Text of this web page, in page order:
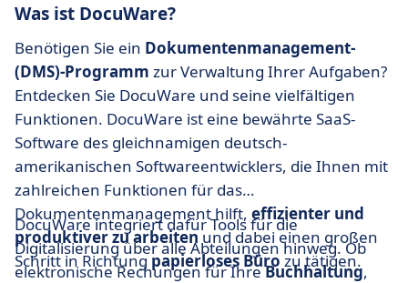
Was ist DocuWare?
Benötigen Sie ein Dokumentenmanagement-
(DMS)-Programm zur Verwaltung Ihrer Aufgaben?
Entdecken Sie DocuWare und seine vielfältigen
Funktionen. DocuWare ist eine bewährte SaaS-
Software des gleichnamigen deutsch-
amerikanischen Softwareentwicklers, die Ihnen mit
zahlreichen Funktionen für das
Dokumentenmanagement hilft, effizienter und
produktiver zu arbeitenund dabei einen großen
Schritt in Richtungpapierloses Büro zu tätigen.
DocuWare integriert dafür Tools für die
Digitalisierung über alle Abteilungen hinweg. Ob
elektronische Rechungen für IhreBuchhaltung,